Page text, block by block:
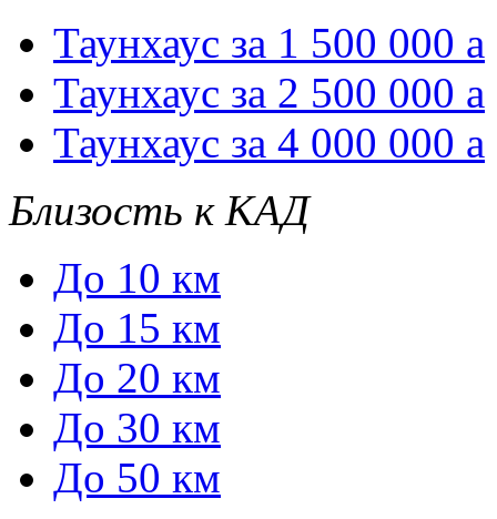
Таунхаус за 1 500 000 a
Таунхаус за 2 500 000 a
Таунхаус за 4 000 000 a
Близость к КАД
До 10 км
До 15 км
До 20 км
До 30 км
До 50 км